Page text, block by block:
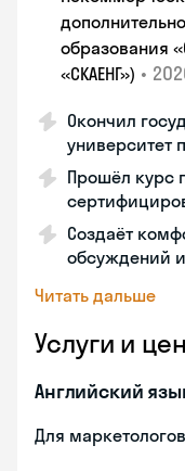
образования
«СКАЕНГ») •
Окончил
университет
Прошёл курс
Создаёт
обсуждений
Читать дальше
Услуги и
Английский
Для маркетологов